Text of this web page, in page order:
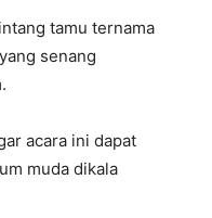
tamu ternama
senang
acara ini dapat
muda dikala